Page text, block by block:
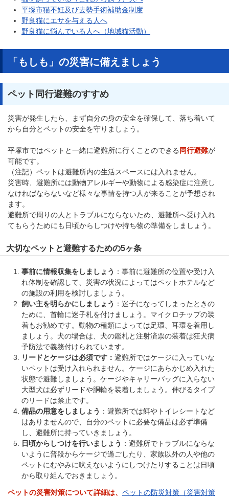
平塚市猫不妊及び去勢手術補助金制度
野良猫にエサを与える人へ
野良猫に悩んでいる人へ（地域猫活動）
「もしも」の災害に備えましょう
ペット同行避難のすすめ
災害が発生したら、まず自分の身の安全を確保して、落ち着いて
から自分とペットの安全を守りましょう。
平塚市ではペットと一緒に避難所に行くことのできる同行避難が
可能です。
（注記）ペットは避難所内の生活スペースには入れません。
災害時、避難所には動物アレルギーや動物による感染症に注意し
なければならないなど様々な事情を持つ人が来ることが予想され
ます。
避難所で周りの人とトラブルにならないため、避難所へ受け入れ
てもらうためにも日頃からしつけや持ち物の準備をしましょう。
大切なペットと避難するための5ヶ条
事前に情報収集をしましょう ：事前に避難所の位置や受け入
れ体制を確認して、災害の状況によってはペットホテルなど
の施設の利用を検討しましょう。
飼い主を明らかにしましょう ：迷子になってしまったときの
ために、首輪に迷子札を付けましょう。マイクロチップの装
着もお勧めです。動物の種類によっては足環、耳環を着用し
ましょう。犬の場合は、犬の鑑札と注射済票の装着は狂犬病
予防法で義務付けられています。
リードとケージは必須です ： 避難所ではケージに入っていな
いペットは受け入れられません。ケージにあらかじめ入れた
状態で避難しましょう。ケージやキャリーバッグに入らない
大型犬は必ずリードや胴輪を装着しましょう。伸びるタイプ
のリードは禁止です。
備品の用意をしましょう ：避難所では餌やトイレシートなど
はありませんので、自分のペットに必要な備品は必ず準備
し、避難所に持っていきましょう。
日頃からしつけを行いましょう ：避難所でトラブルにならな
いように普段からケージで過ごしたり、家族以外の人や他の
ペットにむやみに吠えないようにしつけたりすることは日頃
から取り組んでおきましょう。
ペットの災害対策について詳細は、 ペットの防災対策（災害対策